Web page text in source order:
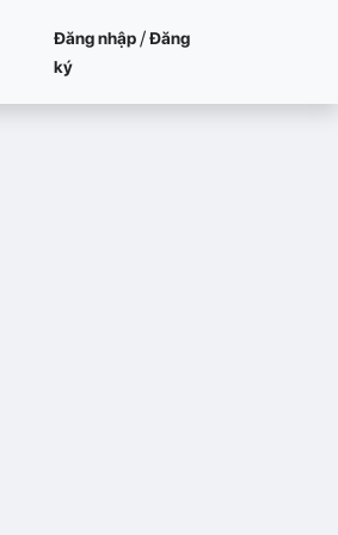
Đăng nhập /Đăng
ký